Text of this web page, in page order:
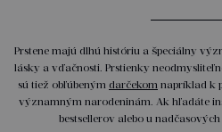
Prstene majú dlhú históriu a špeciálny
lásky a vďačnosti. Prstienky
sú tiež obľúbeným darčekom napríklad k
významným narodeninám. Ak hľadáte
bestsellerov alebo u nadčasových